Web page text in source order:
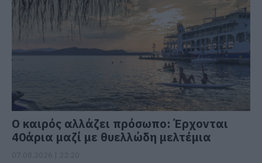
Ο καιρός αλλάζει πρόσωπο: Έρχονται
40άρια μαζί με θυελλώδη μελτέμια